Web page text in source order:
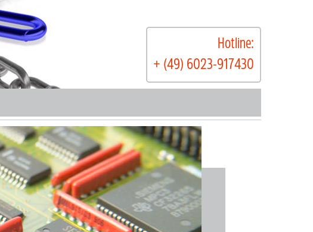
Hotline:
+ (49) 6023-917430